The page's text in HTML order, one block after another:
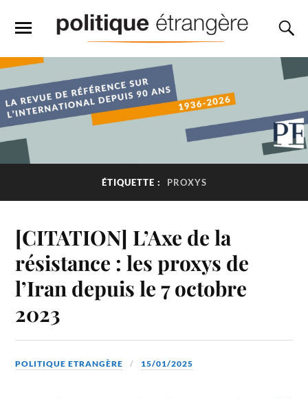
ÉTIQUETTE : PROXYS
[CITATION] L’Axe de la
résistance : les proxys de
l’Iran depuis le 7 octobre
2023
POLITIQUE ETRANGÈRE 15/01/2025